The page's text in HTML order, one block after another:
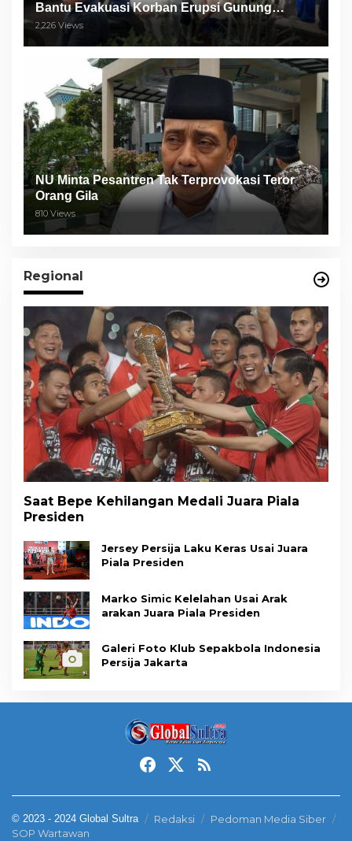
Bantu Evakuasi Korban Erupsi Gunung
Semeru
2,226 Views
NU Minta Pesantren Tak Terprovokasi Teror
Orang Gila
810 Views
Regional
Saat Bepe Kehilangan Medali Juara Piala
Presiden
Jersey Persija Laku Keras Usai Juara
Piala Presiden
Marko Simic Kelelahan Usai Arak
arakan Juara Piala Presiden
Galeri Foto Klub Sepakbola Indonesia
Persija Jakarta
© 2023 - 2024 Global Sultra Redaksi
Pedoman Media Siber
SOP Wartawan